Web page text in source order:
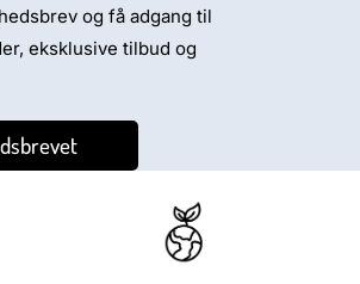
og få adgang til
eksklusive tilbud og